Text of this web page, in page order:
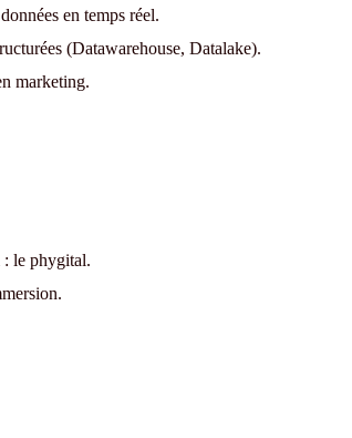
en temps réel.
(Datawarehouse, Datalake).
marketing.
: le phygital.